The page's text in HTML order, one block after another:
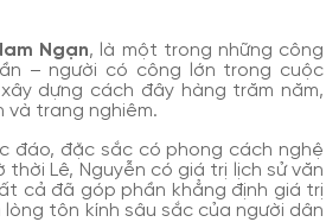
Ngạn, là một trong những công
– người có công lớn trong cuộc
dựng cách đây hàng trăm năm,
và trang nghiêm.
đáo, đặc sắc có phong cách nghệ
Lê, Nguyễn có giá trị lịch sử văn
cả đã góp phần khẳng định giá trị
tôn kính sâu sắc của người dân